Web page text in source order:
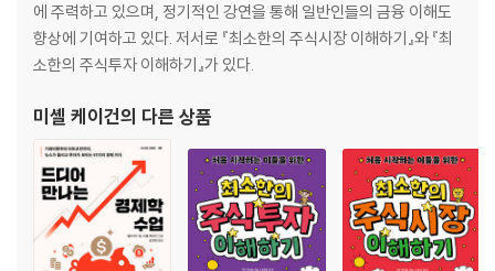
GDP의 마지막 퍼즐: 국가 경제를 결정하는 수출액
GDP가 늘면 경제가 성장한 것일까: 명목 GDP VS 실질 GDP
돈으로 행복도 살 수 있을까: GDP의 한계와 다른 복지 지표
4 세계 경제를 움직이는 숨은 플레이어들
불황과 호황은 왜 반복되는가: 경기 순환의 비밀
재정 적자가 쌓이는 이유: 국가에서 부채를 관리하는 법
실업수당은 왜 필요한가: 완전고용과 자연실업률
에 주력하고 있으며, 정기적인 강연을 통해 일반인들의 금융 이해도
향상에 기여하고 있다. 저서로 『최소한의 주식시장 이해하기』와 『최
소한의 주식투자 이해하기』가 있다.
미셸 케이건의 다른 상품